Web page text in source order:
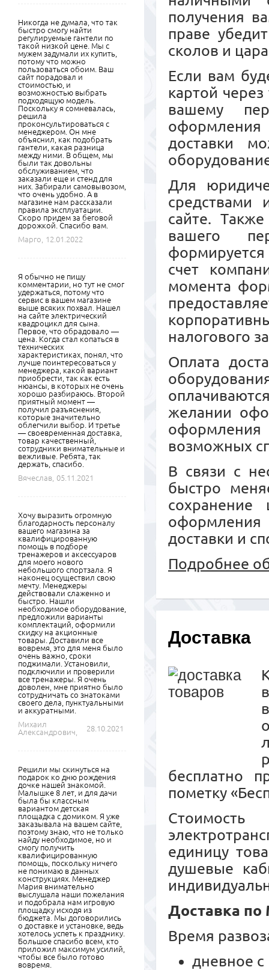
получения
праве
сколов и
Если вам
картой
вашему
доставки
Для
средствами
сайте.
вашего
счет
момента
налогового
Оплата
желании
возможных
В связи с
быстро
доставки и
Подробнее
Доставка
бесплатно
пометку
единицу
душевые
Доставка
Время
дневное с
Никогда не думала, что так
быстро смогу найти
регулируемые гантели по
такой низкой цене. Мы с
мужем задумали их купить,
потому что можно
пользоваться обоим. Ваш
сайт порадовал и
стоимостью, и
возможностью выбрать
подходящую модель.
Поскольку я сомневалась,
решила
проконсультироваться с
менеджером. Он мне
объяснил, как подобрать
гантели, какая разница
между ними. В общем, мы
были так довольны
обслуживанием, что
заказали еще и стенд для
них. Забирали самовывозом,
что очень удобно. А в
магазине нам рассказали
правила эксплуатации.
Скоро придем за беговой
дорожкой. Спасибо вам.
Марго,
12.01.2022
Я обычно не пишу
комментарии, но тут не смог
удержаться, потому что
сервис в вашем магазине
выше всяких похвал. Нашел
на сайте электрический
квадроцикл для сына.
Первое, что обрадовало —
цена. Когда стал копаться в
технических
характеристиках, понял, что
лучше поинтересоваться у
менеджера, какой вариант
приобрести, так как есть
нюансы, в которых не очень
хорошо разбираюсь. Второй
приятный момент —
получил разъяснения,
которые значительно
облегчили выбор. И третье
— своевременная доставка,
товар качественный,
сотрудники внимательные и
вежливые. Ребята, так
держать, спасибо.
Вячеслав, 05.11.2021
Хочу выразить огромную
благодарность персоналу
вашего магазина за
квалифицированную
помощь в подборе
тренажеров и аксессуаров
для моего нового
небольшого спортзала. Я
наконец осуществил свою
мечту. Менеджеры
действовали слаженно и
быстро. Нашли
необходимое оборудование,
предложили варианты
комплектаций, оформили
скидку на акционные
товары. Доставили все
вовремя, это для меня было
очень важно, сроки
поджимали. Установили,
подключили и проверили
все тренажеры. Я очень
доволен, мне приятно было
сотрудничать со знатоками
своего дела, пунктуальными
и аккуратными.
Михаил
Александрович,
28.10.2021
Решили мы скинуться на
подарок ко дню рождения
дочке нашей знакомой.
Малышке 8 лет, и для дачи
была бы классным
вариантом детская
площадка с домиком. Я уже
заказывала на вашем сайте,
поэтому знаю, что не только
найду необходимое, но и
смогу получить
квалифицированную
помощь, поскольку ничего
не понимаю в данных
конструкциях. Менеджер
Мария внимательно
выслушала наши пожелания
и подобрала нам игровую
площадку исходя из
бюджета. Мы договорились
о доставке и установке, ведь
хотелось успеть к празднику.
Большое спасибо всем, кто
приложил максимум усилий,
чтобы все было готово
вовремя.